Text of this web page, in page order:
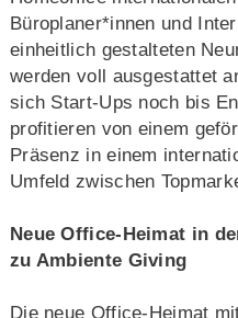
Büroplaner*innen und
einheitlich gestalteten
werden voll ausgestattet
sich Start-Ups noch bis
profitieren von einem
Präsenz in einem
Umfeld zwischen
Neue Office-Heimat in
zu Ambiente Giving
Die neue Office-Heimat